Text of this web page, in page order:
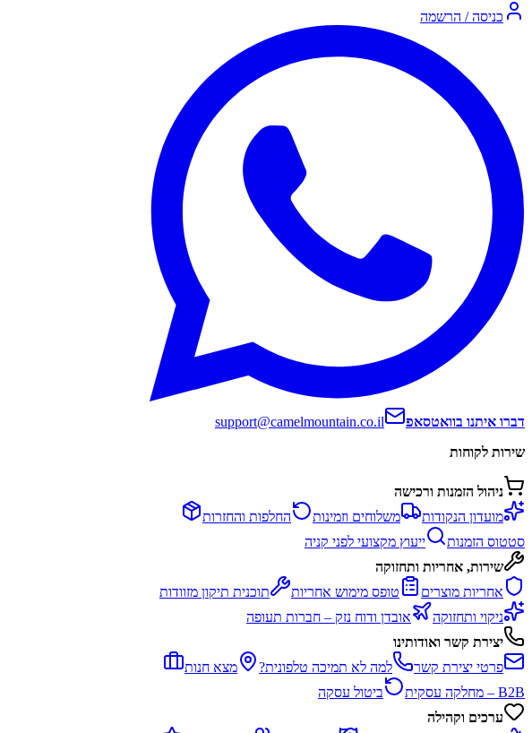
כניסה / הרשמה
דברו איתנו בוואטסאפ
support@camelmountain.co.il
שירות לקוחות
ניהול הזמנות ורכישה
מועדון הנקודות
משלוחים וזמינות
החלפות והחזרות
סטטוס הזמנות
ייעוץ מקצועי לפני קניה
שירות, אחריות ותחזוקה
אחריות מוצרים
טופס מימוש אחריות
תוכנית תיקון מזוודות
ניקוי ותחזוקה
אובדן ודוח נזק – חברות תעופה
יצירת קשר ואודותינו
פרטי יצירת קשר
למה לא תמיכה טלפונית?
מצא חנות
B2B – מחלקה עסקית
ביטול עסקה
ערכים וקהילה